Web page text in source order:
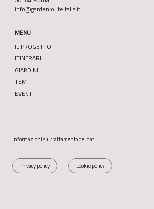
info@gardenrouteitalia.it
MENU
IL PROGETTO
ITINERARI
GIARDINI
TEMI
EVENTI
Informazioni sul trattamento dei dati
Privacy policy Cookie policy